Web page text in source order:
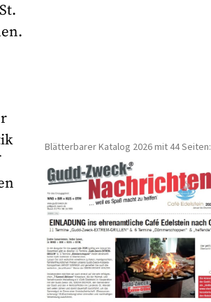
Blätterbarer Katalog 2026 mit 44 Seiten: